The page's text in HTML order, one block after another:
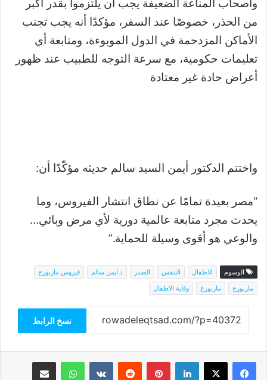
وأصحاب المناعة الضعيفة يجب أن يلتزموا بقدر أكبر
من الحذر، خصوصًا عند السفر، مؤكدًا أنه يجب تجنب
الأماكن المزدحمة في الدول الموبوءة، ومتابعة أي
تعليمات حكومية، مع سرعة التوجه للطبيب عند ظهور
أعراض حادة غير معتادة
واختتم الدكتور أيمن السيد سالم حديثه مؤكّدًا أن:
“مصر بعيدة تمامًا عن نطاق انتشار الفيروس، وما
يحدث مجرد متابعة عالمية دورية لأي مرض وبائي…
والوعي هو أقوى وسيلة للحماية.”
الوسوم الاطفال التنقس الصدر د.ايمن سالم
فيروس ماربورج
ماربورج
ماربورغ وقاية الاطفال
نسخ الرابط
فيسبوك‫X لينكدإن بينتيريست واتساب مشاركة عبر البريد